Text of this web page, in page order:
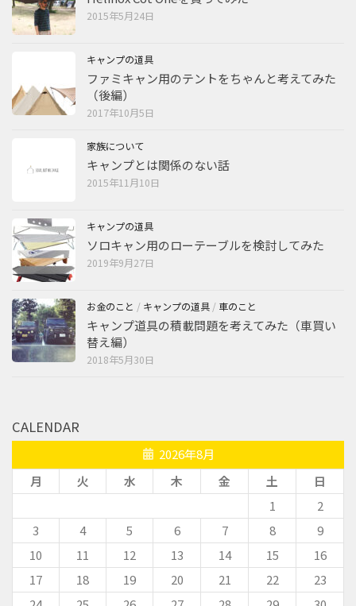
2015年5月24日
キャンプの道具
ファミキャン用のテントをちゃんと考えてみた
（後編）
2017年10月5日
家族について
キャンプとは関係のない話
2015年11月10日
キャンプの道具
ソロキャン用のローテーブルを検討してみた
2019年9月27日
お金のこと / キャンプの道具 / 車のこと
キャンプ道具の積載問題を考えてみた（車買い
替え編）
2018年5月30日
CALENDAR
2026年8月
月
火 水 木 金 土
日
1
2
3
4 5 6 7 8
9
10
11 12 13 14 15
16
17
18 19 20 21 22
23